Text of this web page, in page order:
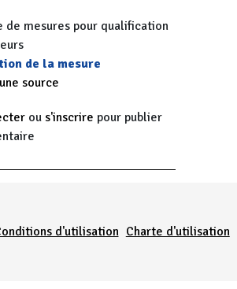
de mesures pour qualification
de la mesure
source
ou s'inscrire pour publier
d'utilisation Charte d'utilisation